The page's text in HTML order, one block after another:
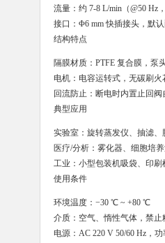
流量：约 7-8 L/min（@50 Hz
接口：Φ6 mm 快插接头，默
结构特点
隔膜材质：PTFE 复合膜，泵
电机：电容运转式，无碳刷火
回流防止：断电时内置止回
典型应用
实验室：旋转蒸发仪、抽滤
医疗/分析：雾化器、细胞培
工业：小型包装机吸袋、印刷
使用条件
环境温度：−30 ℃ ~ +80 ℃
介质：空气、惰性气体，禁
电源：AC 220 V 50/60 Hz，功